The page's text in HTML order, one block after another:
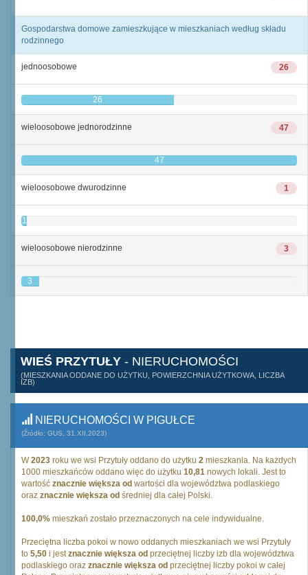
Gospodarstwa domowe zamieszkujące w mieszkaniach według składu
rodzinnego
26
jednoosobowe
26
47
wieloosobowe jednorodzinne
47
1
wieloosobowe dwurodzinne
1
3
wieloosobowe nierodzinne
3
WIEŚ PRZYTUŁY - NIERUCHOMOŚCI
(MIESZKANIA ODDANE DO UŻYTKU, POWIERZCHNIA UŻYTKOWA, LICZBA
IZB)
NIERUCHOMOŚCI W PIGUŁCE
(Źródło: GUS, 31.XII.2023)
W2023 roku we wsi Przytuły oddano do użytku 2 mieszkania. Na każdych
1000 mieszkańców oddano więc do użytku 10,81 nowych lokali. Jest to
wartość znacznie większa od wartości dla województwa podlaskiego
oraz znacznie większa od średniej dla całej Polski.
100,0% mieszkań zostało przeznaczonych na cele indywidualne.
Przeciętna liczba pokoi w nowo oddanych mieszkaniach we wsi Przytuły
to 5,50 i jestznacznie większa od przeciętnej liczby izb dla województwa
podlaskiego oraz znacznie większa od przeciętnej liczby pokoi w całej